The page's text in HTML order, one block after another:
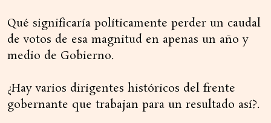
Qué significaría políticamente perder un caudal
de votos de esa magnitud en apenas un año y
medio de Gobierno.
¿Hay varios dirigentes históricos del frente
gobernante que trabajan para un resultado así?.